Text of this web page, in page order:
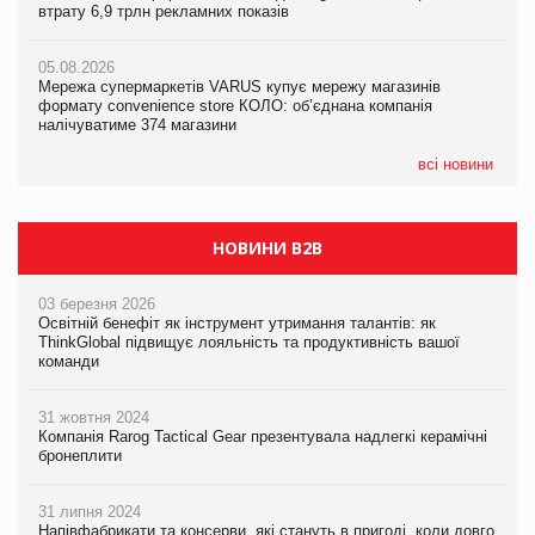
втрату 6,9 трлн рекламних показів
05.08.2026
Мережа супермаркетів VARUS купує мережу магазинів
формату convenience store КОЛО: об’єднана компанія
налічуватиме 374 магазини
всі новини
Сергій Лісунов про заморожені хлібобулочні вироби на
04.08.2026
Через атаку РФ у Дніпрі пошкоджено склад шоколаду
Millennium
втрату 6,9 трлн рекламних показів
05.08.2026
Adidas витратила понад $1 млрд на маркетинг за квартал
НОВИНИ B2B
03 березня 2026
Освітній бенефіт як інструмент утримання талантів: як
ThinkGlobal підвищує лояльність та продуктивність вашої
команди
31 жовтня 2024
Компанія Rarog Tactical Gear презентувала надлегкі керамічні
бронеплити
31 липня 2024
Напівфабрикати та консерви, які стануть в пригоді, коли довго